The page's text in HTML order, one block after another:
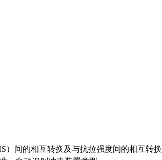
）间的相互转换及与抗拉强度间的相互转换